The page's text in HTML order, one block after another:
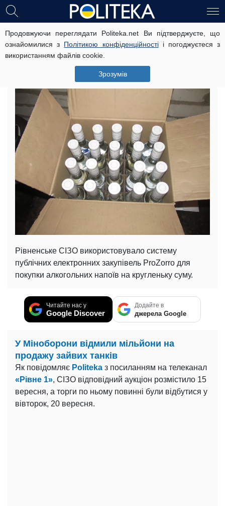
Продовжуючи переглядати Politeka.net Ви підтверджуєте, що
ознайомилися з Політикою конфіденційностіі погоджуєтеся з
використанням файлів cookie.
Зрозумів
СІЗО в Рівному використовує
ProZorro для закупівлі алкоголю
(фото)
Рівненське СІЗО використовувало систему
публічних електронних закупівель ProZorro для
покупки алкогольних напоїв на кругленьку суму.
Читайте нас у
Google Discover
Додайте в
джерела Google
У Міноборони відмили мільйони на
продажу зайвих танків
Як повідомляє Politeka з посиланням на телеканал
«Рівне 1», СІЗО відповідний аукціон розмістило 15
вересня, а торги по ньому повинні були відбутися у
вівторок, 20 вересня.